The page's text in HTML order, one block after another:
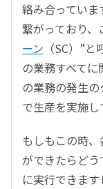
絡み合っていま
繋がっており
ーン （SC）”
の業務すべて
の業務の発生
で生産を実施し
もしもこの時
ができたらど
に実行できま